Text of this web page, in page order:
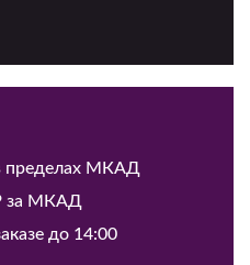
пределах МКАД
за МКАД
до 14:00